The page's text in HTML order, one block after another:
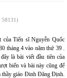
58131)
của Tiến sĩ Nguyễn Quốc
tháng 4 vào năm thứ 39 .
là bài viết đầu tiên của
biển và bài này cũng để
thầy giáo Đinh Đăng Định.